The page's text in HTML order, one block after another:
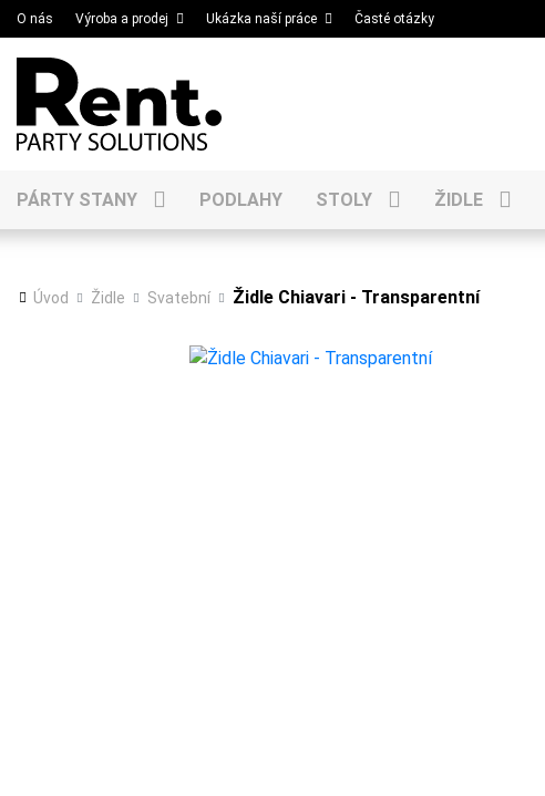
O nás Výroba a prodej Ukázka naší práce Časté otázky
PÁRTY STANY PODLAHY STOLY ŽIDLE
Úvod Židle Svatební Židle Chiavari - Transparentní